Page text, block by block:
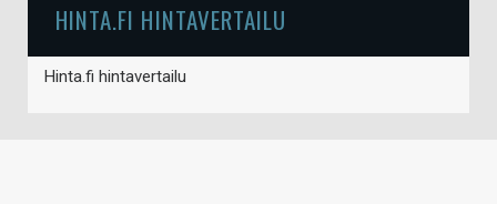
HINTA.FI HINTAVERTAILU
Hinta.fi hintavertailu